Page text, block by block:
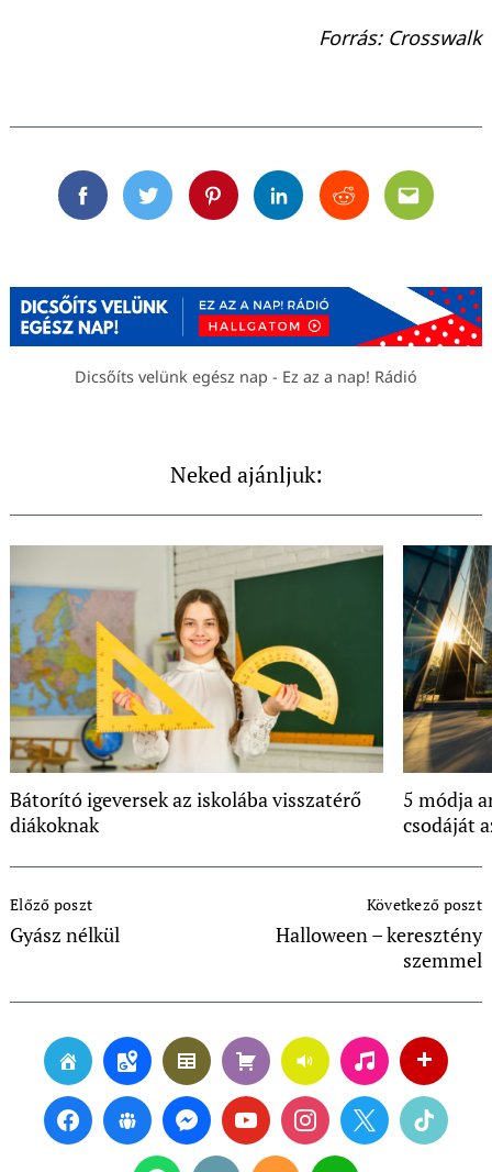
Forrás: Crosswalk
FacebookTwitterPinterestLinkedinRedditEmail
Dicsőíts velünk egész nap - Ez az a nap! Rádió
Neked ajánljuk:
Bátorító igeversek az iskolába visszatérő
diákoknak
5 módja
csodáját
Navigation
Előző poszt
Gyász nélkül
Következő poszt
Halloween – keresztény
szemmel